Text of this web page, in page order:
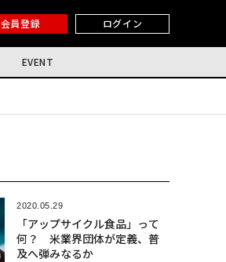
会員登録 ログイン
EVENT
2020.05.29
「アップサイクル食品」って
何？ 米業界団体が定義、普
及へ弾みなるか